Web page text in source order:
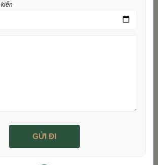
Tổ Chức Lễ Kỷ Niệm Tại Hải